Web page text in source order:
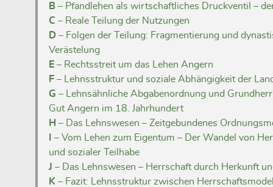
B – Pfandlehen als wirtschaftliches Druckventil –
C – Reale Teilung der Nutzungen
D – Folgen der Teilung: Fragmentierung und
Verästelung
E – Rechtsstreit um das Lehen Angern
F – Lehnsstruktur und soziale Abhängigkeit der
G – Lehnsähnliche Abgabenordnung und
Gut Angern im 18. Jahrhundert
H – Das Lehnswesen – Zeitgebundenes
– Vom Lehen zum Eigentum – Der Wandel von
und sozialer Teilhabe
J – Das Lehnswesen – Herrschaft durch Herkunft
K – Fazit: Lehnsstruktur zwischen